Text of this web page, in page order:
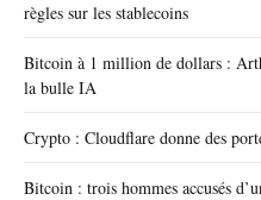
règles sur les stablecoins
Bitcoin à 1 million de dollars :
la bulle IA
Crypto : Cloudflare donne des
Bitcoin : trois hommes accusés